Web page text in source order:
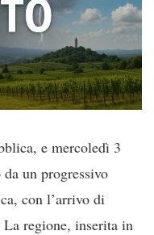
e mercoledì 3
da un progressivo
con l’arrivo di
regione, inserita in